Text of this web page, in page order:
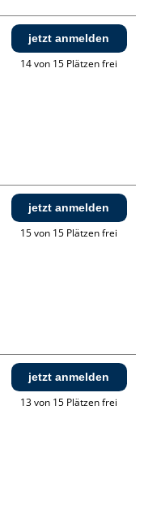
jetzt anmelden
14 von 15 Plätzen frei
jetzt anmelden
15 von 15 Plätzen frei
jetzt anmelden
13 von 15 Plätzen frei